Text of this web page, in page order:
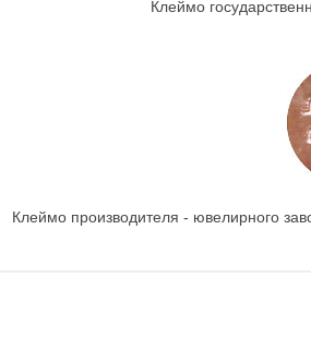
Клеймо
Клеймо производителя - ювелирного